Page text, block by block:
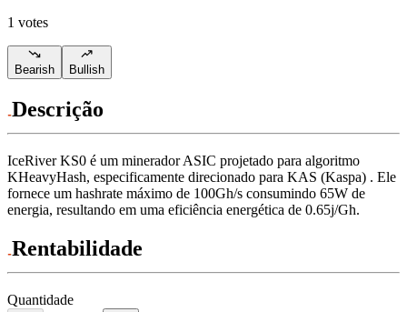
1 votes
Bearish Bullish
Descrição
IceRiver KS0 é um minerador ASIC projetado para algoritmo
KHeavyHash, especificamente direcionado para KAS (Kaspa) . Ele
fornece um hashrate máximo de 100Gh/s consumindo 65W de
energia, resultando em uma eficiência energética de 0.65j/Gh.
Rentabilidade
Quantidade